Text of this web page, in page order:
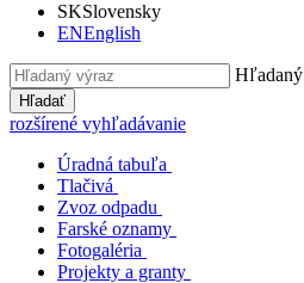
SKSlovensky
ENEnglish
Hľadať
rozšírené vyhľadávanie
Úradná tabuľa
Tlačivá
Zvoz odpadu
Farské oznamy
Fotogaléria
Projekty a granty